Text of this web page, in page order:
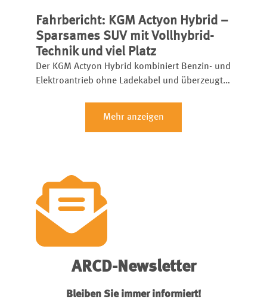
Limousine startet bereits ab 46.600 Euro und
setzt etablierte Rivalen unter Druck.
Fahrbericht: KGM Actyon Hybrid –
Sparsames SUV mit Vollhybrid-
Technik und viel Platz
Der KGM Actyon Hybrid kombiniert Benzin- und
Elektroantrieb ohne Ladekabel und überzeugt
Mehr anzeigen
ARCD-Newsletter
Bleiben Sie immer informiert!